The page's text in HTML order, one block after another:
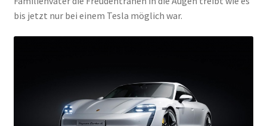
bis jetzt nur bei einem Tesla möglich war.